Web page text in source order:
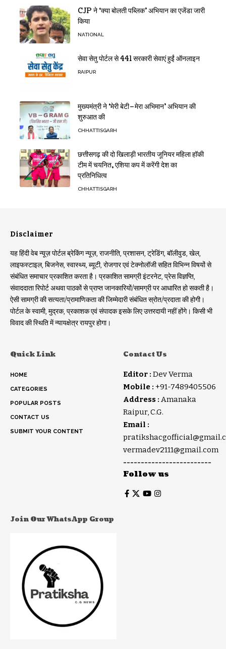
CJP ने ‘क्या बोलती पब्लिक’ अभियान का एजेंडा जारी
किया
NATIONAL
सेवा सेतु पोर्टल से 441 सरकारी सेवाएं हुईं ऑनलाइन
RAIPUR
मुख्यमंत्री ने ‘मेरी बेटी–मेरा अभिमान’ अभियान की
शुरुआत की
CHHATTISGARH
छत्तीसगढ़ की दो खिलाड़ी भारतीय जूनियर महिला हॉकी
टीम में चयनित, एशिया कप में करेंगी देश का
प्रतिनिधित्व
CHHATTISGARH
Disclaimer
यह हिंदी वेब न्यूज़ पोर्टल ब्रेकिंग न्यूज़, राजनीति, प्रशासन, ट्रेडिंग, बॉलीवुड, खेल,
लाइफस्टाइल, बिजनेस, स्वास्थ्य, ब्यूटी, रोजगार एवं टेक्नोलॉजी सहित विभिन्न विषयों से
संबंधित समाचार प्रकाशित करता है। प्रकाशित सामग्री इंटरनेट, प्रेस विज्ञप्ति,
संवाददाता रिपोर्ट अथवा पाठकों से प्राप्त जानकारियों/सामग्री पर आधारित हो सकती है।
ऐसी सामग्री की सत्यता/प्रामाणिकता की जिम्मेदारी संबंधित स्रोत/प्रदाता की होगी।
पोर्टल के स्वामी, मुद्रक, प्रकाशक एवं संपादक इसके लिए उत्तरदायी नहीं होंगे। किसी भी
विवाद की स्थिति में न्यायक्षेत्र रायपुर होगा।
Quick Link
HOME
CATEGORIES
POPULAR POSTS
CONTACT US
SUBMIT YOUR CONTENT
Contact Us
Editor : Dev Verma
Mobile : +91-7489405506
Address : Amanaka
Raipur, C.G.
Email :
vermadev2111@gmail.com
-------------------------
Follow us
Join Our WhatsApp Group